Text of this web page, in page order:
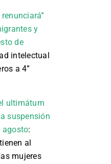
y
de
intelectual
a 4”
ultimátum
suspensión
agosto:
al
mujeres